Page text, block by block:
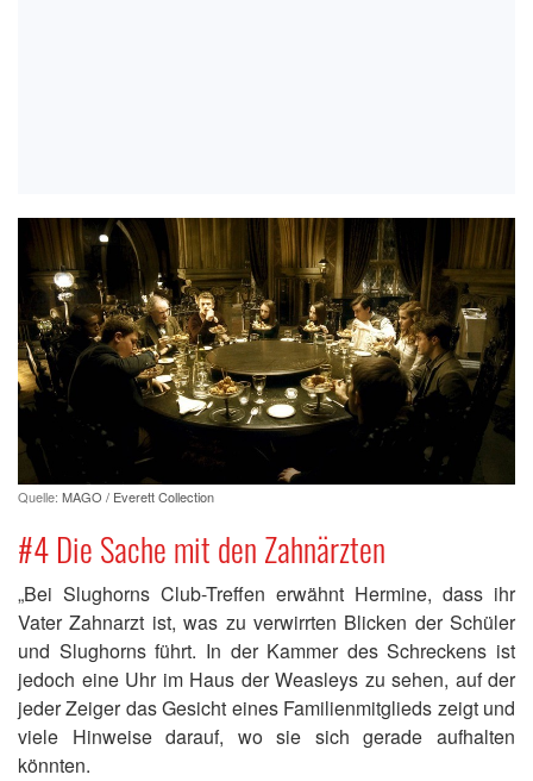
Quelle: MAGO / Everett Collection
#4 Die Sache mit den Zahnärzten
„Bei Slughorns Club-Treffen erwähnt Hermine, dass ihr
Vater Zahnarzt ist, was zu verwirrten Blicken der Schüler
und Slughorns führt. In der Kammer des Schreckens ist
jedoch eine Uhr im Haus der Weasleys zu sehen, auf der
jeder Zeiger das Gesicht eines Familienmitglieds zeigt und
viele Hinweise darauf, wo sie sich gerade aufhalten
könnten.